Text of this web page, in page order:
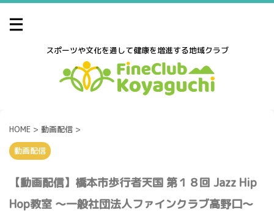
スポーツや文化を通して健康を増進する地域クラブ
HOME > 動画配信 >
動画配信
【動画配信】橋本市歩行者天国 第１８回 Jazz Hip
Hop教室 ～一般社団法人ファインクラブ高野口～